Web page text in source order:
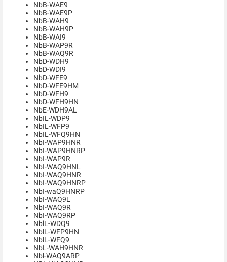
NbB-WAE9
NbB-WAE9P
NbB-WAH9
NbB-WAH9P
NbB-WAI9
NbB-WAP9R
NbB-WAQ9R
NbD-WDH9
NbD-WDI9
NbD-WFE9
NbD-WFE9HM
NbD-WFH9
NbD-WFH9HN
NbE-WDH9AL
NbIL-WDP9
NbIL-WFP9
NbIL-WFQ9HN
NbI-WAP9HNR
NbI-WAP9HNRP
NbI-WAP9R
NbI-WAQ9HNL
NbI-WAQ9HNR
NbI-WAQ9HNRP
NbI-waQ9HNRP
NbI-WAQ9L
NbI-WAQ9R
NbI-WAQ9RP
NblL-WDQ9
NblL-WFP9HN
NblL-WFQ9
NbL-WAH9HNR
Nbl-WAQ9ARP